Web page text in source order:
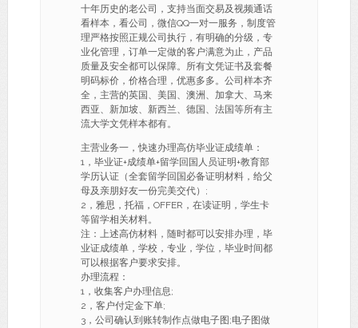
十年历史的老公司，支持当面交易及视频通话
看样本，看公司，微信QQ一对一服务，制度管
理严格按照正规公司执行，有明确的分级，专
业化管理，订单一定做的客户满意为止，产品
质量及安全都可以保障。所有文凭证书及套餐
明码标价，价格合理，优惠多多。公司样本齐
全，主营的英国、美国、澳洲、加拿大、马来
西亚、新加坡、新西兰、德国、法国等所有主
流大学文凭样本都有。
主营业务一，快速办理高仿毕业证成绩单：
1，毕业证+成绩单+留学回国人员证明+教育部
学历认证（全套留学回国必备证明材料，给父
母及亲朋好友一份完美交代）;
2，雅思，托福，OFFER，在读证明，学生卡
等留学相关材料。
注：上述高仿材料，随时都可以安排办理，毕
业证成绩单，学校，专业，学位，毕业时间都
可以根据客户要求安排。
办理流程：
1，收集客户办理信息;
2，客户付定金下单;
3，公司确认到账转制作点做电子图;电子图做